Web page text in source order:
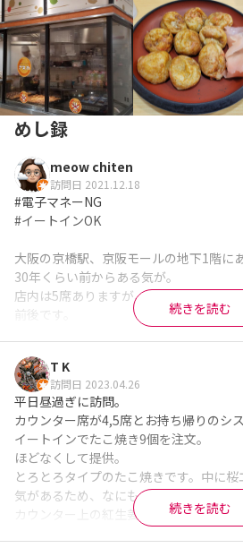
めし録
meow chiten
訪問日 2021.12.18
#電子マネーNG
#イートインOK
大阪の京橋駅、京阪モールの地下1階に
30年くらい前からある気が。
店内は5席ありますが、コロナ対策のた
前後です。
とが多いです。
ソース、マヨネーズを使わないたこ焼き
緒にいただきます。
優しい味がするカリふわたこ焼きとさっ
の相性抜群。
ソースに紅生姜、マヨネーズとかのガン
焼きを期待していくと裏切られるかも。
9個で約500円とお手軽ランチといった感
京橋では1番好きなたこ焼き屋さんです
※Googleに投稿された口コミです
続きを読む
T K
訪問日 2023.04.26
平日昼過ぎに訪問。
カウンター席が4,5席とお持ち帰りのシス
イートインでたこ焼き9個を注文。
ほどなくして提供。
とろとろタイプのたこ焼きです。中に
気があるため、なにもつけなくても美味
カウンター上の紅生姜やポン酢で味変し
続きを読む